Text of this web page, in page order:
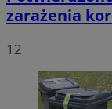
zarażenia
12